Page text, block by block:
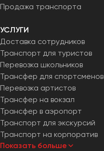
Продажа транспорта
УСЛУГИ
Доставка сотрудников
Транспорт для туристов
Перевозка школьников
Трансфер для спортсменов
Перевозка артистов
Трансфер на вокзал
Трансфер в аэропорт
Транспорт для экскурсий
Транспорт на корпоратив
Показать больше